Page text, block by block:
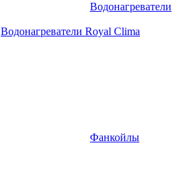
Водонагреватели
Водонагреватели Royal Clima
Фанкойлы